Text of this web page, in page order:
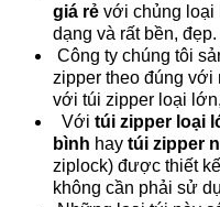
giá rẻ với chủng loại
dạng và rất bền, đẹp.
Công ty chúng tôi
zipper theo đúng với
với túi zipper loại
Với túi zipper loại
bình hay túi zipper
ziplock) được thiết
không cần phải sử